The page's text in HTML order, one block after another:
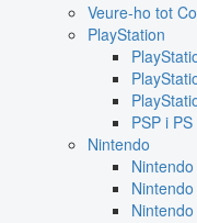
Veure-ho tot
PlayStation
PSP i
Nintendo